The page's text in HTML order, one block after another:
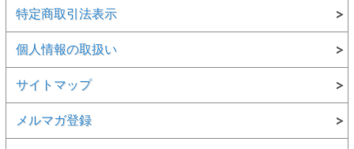
特定商取引法表示
個人情報の取扱い
サイトマップ
メルマガ登録